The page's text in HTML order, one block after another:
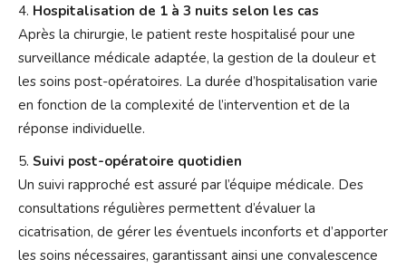
Hospitalisation de 1 à 3 nuits selon les cas
Après la chirurgie, le patient reste hospitalisé pour une
surveillance médicale adaptée, la gestion de la douleur et
les soins post-opératoires. La durée d’hospitalisation varie
en fonction de la complexité de l’intervention et de la
réponse individuelle.
Suivi post-opératoire quotidien
Un suivi rapproché est assuré par l’équipe médicale. Des
consultations régulières permettent d’évaluer la
cicatrisation, de gérer les éventuels inconforts et d’apporter
les soins nécessaires, garantissant ainsi une convalescence